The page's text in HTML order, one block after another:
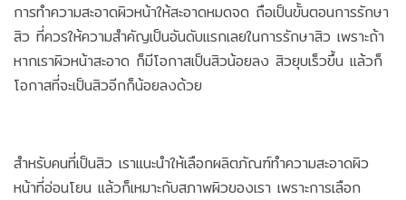
การทำความสะอาดผิวหน้าให้สะอาดหมดจด ถือเป็นขั้นตอนการรักษา
สิว ที่ควรให้ความสำคัญเป็นอันดับแรกเลยในการรักษาสิว เพราะถ้า
หากเราผิวหน้าสะอาด ก็มีโอกาสเป็นสิวน้อยลง สิวยุบเร็วขึ้น แล้วก็
โอกาสที่จะเป็นสิวอีกก็น้อยลงด้วย
สำหรับคนที่เป็นสิว เราแนะนำให้เลือกผลิตภัณฑ์ทำความสะอาดผิว
หน้าที่อ่อนโยน แล้วก็เหมาะกับสภาพผิวของเรา เพราะการเลือก